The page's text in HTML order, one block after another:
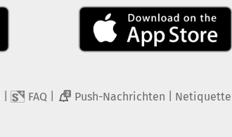
FAQ 2 Push-Nachrichten Netiquette